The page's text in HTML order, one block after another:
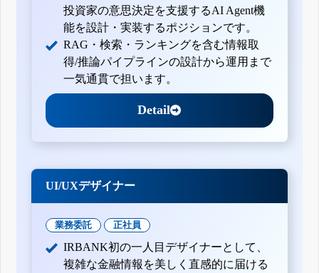
投資家の意思決定を支援するAI Agent機
能を設計・実装するポジションです。
RAG・検索・ランキングを含む情報取
得/推論パイプラインの設計から運用まで
一気通貫で担います。
Detail
UI/UXデザイナー
業務委託 正社員
IRBANK初の一人目デザイナーとして、
複雑な金融情報を美しく直感的に届ける